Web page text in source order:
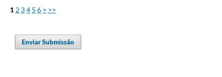
1 2 34 5 6 > >>
Enviar Submissão